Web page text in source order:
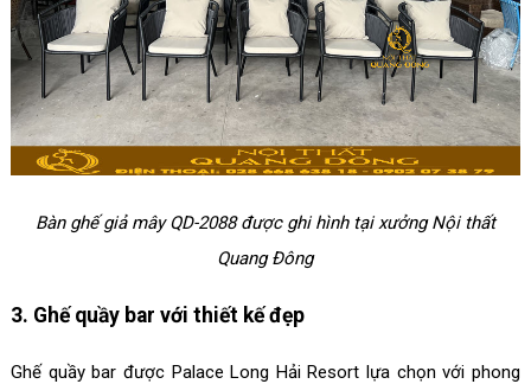
Bàn ghế giả mây QD-2088 được ghi hình tại xưởng Nội thất
Quang Đông
3. Ghế quầy bar với thiết kế đẹp
Ghế quầy bar được Palace Long Hải Resort lựa chọn với phong